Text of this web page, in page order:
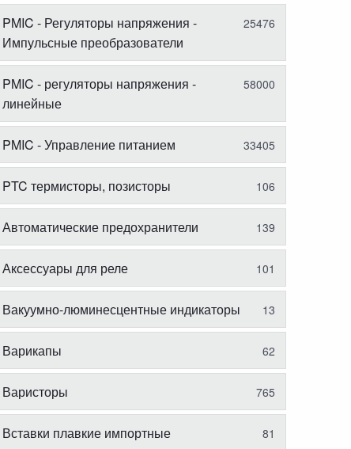
PMIC - Регуляторы напряжения -
Импульсные преобразователи
25476
PMIC - регуляторы напряжения -
линейные
58000
PMIC - Управление питанием 33405
PTC термисторы, позисторы 106
Автоматические предохранители 139
Аксессуары для реле 101
Вакуумно-люминесцентные индикаторы 13
Варикапы 62
Варисторы 765
Вставки плавкие импортные 81